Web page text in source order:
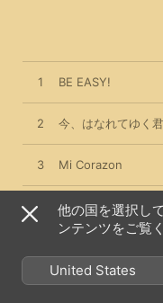
1 BE EASY!
2 今、はなれてゆく
3 Mi Corazon
4 ムーンボートで眠
6 恋はすてき
他の国を選択し
ンテンツをご覧
United States